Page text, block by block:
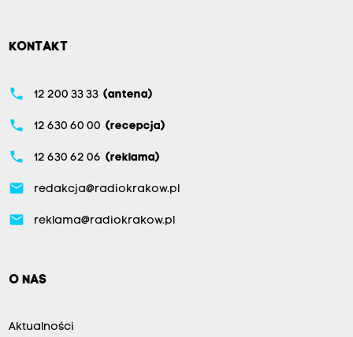
KONTAKT
phone 12 200 33 33 (antena)
phone 12 630 60 00 (recepcja)
phone 12 630 62 06 (reklama)
email redakcja@radiokrakow.pl
email reklama@radiokrakow.pl
O NAS
Aktualności